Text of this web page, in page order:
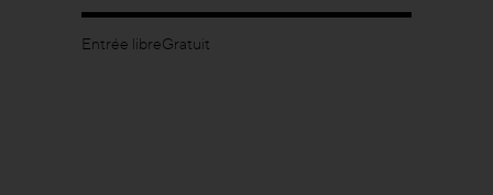
Entrée libreGratuit